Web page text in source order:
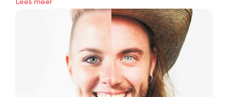
Lees meer